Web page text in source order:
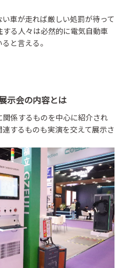
車が走れば厳しい処罰が待って
る人々は必然的に電気自動車
と言える。
示会の内容とは
係するものを中心に紹介され
するものも実演を交えて展示さ